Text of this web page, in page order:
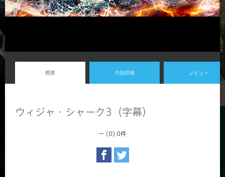
概要 作品詳細 レビュー
ウィジャ・シャーク3（字幕）
－ (0) 0件